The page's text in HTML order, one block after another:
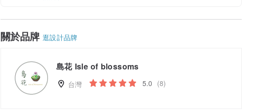
關於品牌 逛設計品牌
島花 Isle of blossoms
台灣 5.0 (8)